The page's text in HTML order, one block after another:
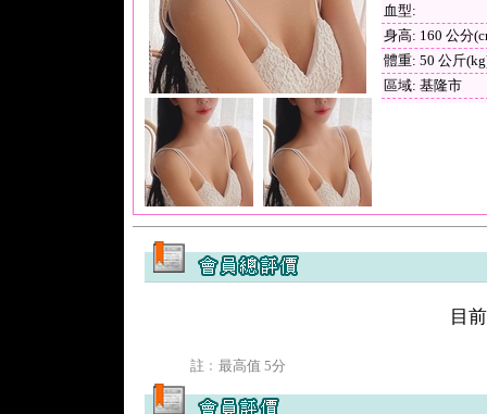
血型:
身高: 160 公分
體重: 50 公斤
區域: 基隆市
目
註﹕最高值 5分